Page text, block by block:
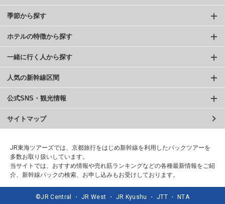
季節から探す
ホテルの特徴から探す
一緒に行く人から探す
人気の新幹線区間
公式SNS・観光情報
サイトマップ
JR東海ツアーズでは、京都旅行をはじめ新幹線を利用したパックツアーを
多数お取り扱いしています。
当サイトでは、おすすめ情報や売れ筋ランキングなどの各種最新情報をご紹
介、新幹線パックの検索、お申し込みもお受けしております。
©JR Central ・ JR West ・ JR Kyushu ・ JTT ・ NTA